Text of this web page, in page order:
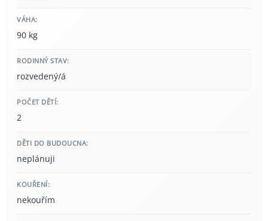
VÁHA:
90 kg
RODINNÝ STAV:
rozvedený/á
POČET DĚTÍ:
2
DĚTI DO BUDOUCNA:
neplánuji
KOUŘENÍ:
nekouřím